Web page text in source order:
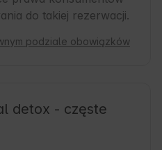
do takiej rezerwacji.
podziale obowiązków
detox - częste